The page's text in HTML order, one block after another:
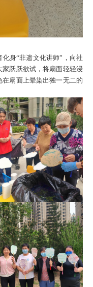
身“非遗文化讲师”，向社
跃跃欲试，将扇面轻轻浸
扇面上晕染出独一无二的